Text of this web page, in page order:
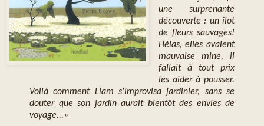
une surprenante
découverte : un îlot
de fleurs sauvages!
Hélas, elles avaient
mauvaise mine, il
fallait à tout prix
les aider à pousser.
Voilà comment Liam s'improvisa jardinier, sans se
douter que son jardin aurait bientôt des envies de
voyage...»